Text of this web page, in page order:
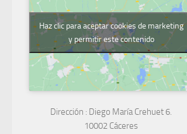
Haz clic para aceptar cookies de marketing
y permitir este contenido
Dirección : Diego María Crehuet 6.
10002 Cáceres